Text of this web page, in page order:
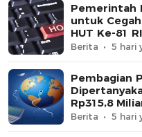
Pemerintah
untuk
HUT Ke-81 RI
Berita 5 hari
Pembagian
Rp315,8
Berita 5 hari